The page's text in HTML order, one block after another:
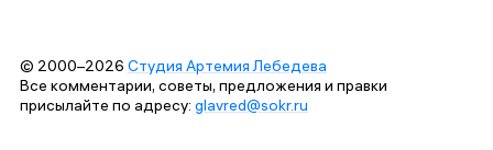
© 2000–2026 Студия Артемия Лебедева
Все комментарии, советы, предложения и правки
присылайте по адресу: glavred@sokr.ru